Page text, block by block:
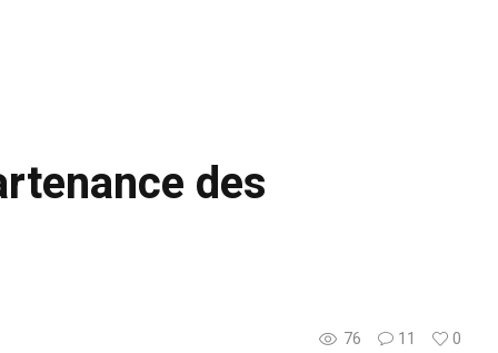
des
76 11 0